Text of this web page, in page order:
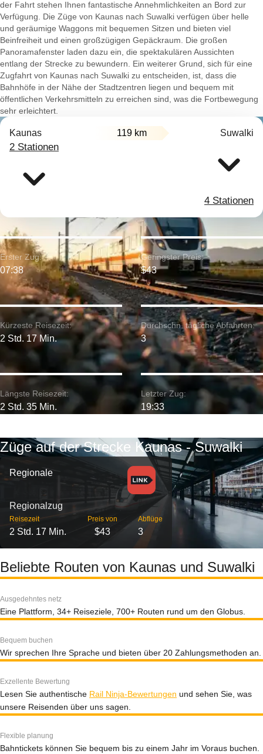
der Fahrt stehen Ihnen fantastische Annehmlichkeiten an Bord zur
Verfügung. Die Züge von Kaunas nach Suwalki verfügen über helle
und geräumige Waggons mit bequemen Sitzen und bieten viel
Beinfreiheit und einen großzügigen Gepäckraum. Die großen
Panoramafenster laden dazu ein, die spektakulären Aussichten
entlang der Strecke zu bewundern. Ein weiterer Grund, sich für eine
Zugfahrt von Kaunas nach Suwalki zu entscheiden, ist, dass die
Bahnhöfe in der Nähe der Stadtzentren liegen und bequem mit
öffentlichen Verkehrsmitteln zu erreichen sind, was die Fortbewegung
sehr erleichtert.
Kaunas 119 km Suwalki
2 Stationen
4 Stationen
Kürzeste Reisezeit:
2 Std. 17 Min.
Erster Zug:
07:38
Längste Reisezeit:
2 Std. 35 Min.
Geringster Preis:
$43
Durchschn. tägliche Abfahrten:
3
Letzter Zug:
19:33
Züge auf der Strecke Kaunas - Suwalki
Regionale
Regionalzug
Reisezeit
2 Std. 17 Min.
Preis von
$43
Abflüge
3
Beliebte Routen von Kaunas und Suwalki
Ausgedehntes netz
Eine Plattform, 34+ Reiseziele, 700+ Routen rund um den Globus.
Bequem buchen
Wir sprechen Ihre Sprache und bieten über 20 Zahlungsmethoden an.
Exzellente Bewertung
Lesen Sie authentische Rail Ninja-Bewertungen und sehen Sie, was
unsere Reisenden über uns sagen.
Flexible planung
Bahntickets können Sie bequem bis zu einem Jahr im Voraus buchen.